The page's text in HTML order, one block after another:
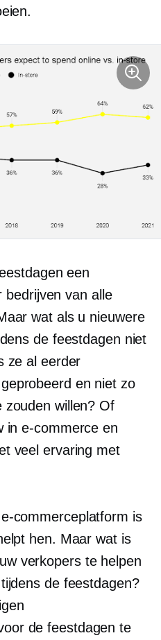
een
bedrijven van alle
wat als u nieuwere
de feestdagen niet
ze al eerder
en niet zo
zouden willen? Of
in e-commerce en
veel ervaring met
commerceplatform is
hen. Maar wat is
verkopers te helpen
de feestdagen?
de feestdagen te